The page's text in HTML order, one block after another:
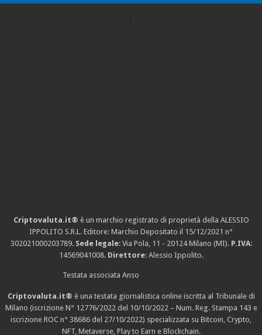
Criptovaluta.it® è un marchio registrato di proprietà della ALESSIO
IPPOLITO S.R.L. Editore: Marchio Depositato il 15/12/2021 n°
302021000203789. Sede legale: Via Pola, 11 - 20124 Milano (MI). P.IVA:
14569041008. Direttore: Alessio Ippolito.
Testata associata Anso
Criptovaluta.it® è una testata giornalistica online iscritta al Tribunale di
Milano (iscrizione N° 12776/2022 del 10/10/2022 – Num. Reg. Stampa 143 e
iscrizione ROC n° 38686 del 27/10/2022) specializzata su Bitcoin, Crypto,
NFT, Metaverse, Play to Earn e Blockchain.